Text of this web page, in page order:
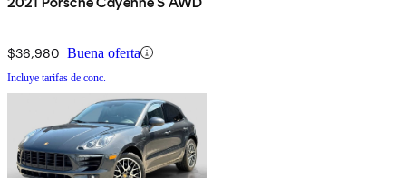
$36,980 Buena oferta
Incluye tarifas de conc.